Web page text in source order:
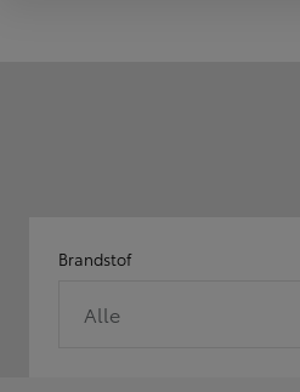
Brandstof
Alle